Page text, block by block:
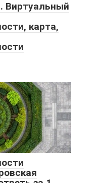
Виртуальный
карта,